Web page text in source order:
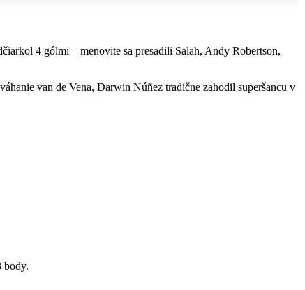
4 gólmi – menovite sa presadili Salah, Andy Robertson,
van de Vena, Darwin Núñez tradične zahodil superšancu v
body.